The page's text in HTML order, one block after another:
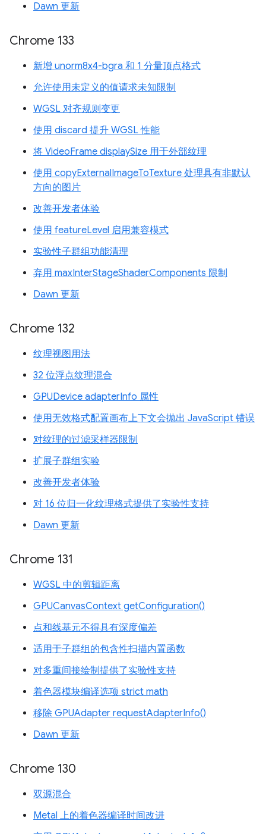
Dawn 更新
Chrome 133
新增 unorm8x4-bgra 和 1 分量顶点格式
允许使用未定义的值请求未知限制
WGSL 对齐规则变更
使用 discard 提升 WGSL 性能
将 VideoFrame displaySize 用于外部纹理
使用 copyExternalImageToTexture 处理具有非默认
方向的图片
改善开发者体验
使用 featureLevel 启用兼容模式
实验性子群组功能清理
弃用 maxInterStageShaderComponents 限制
Dawn 更新
Chrome 132
纹理视图用法
32 位浮点纹理混合
GPUDevice adapterInfo 属性
使用无效格式配置画布上下文会抛出 JavaScript 错误
对纹理的过滤采样器限制
扩展子群组实验
改善开发者体验
对 16 位归一化纹理格式提供了实验性支持
Dawn 更新
Chrome 131
WGSL 中的剪辑距离
GPUCanvasContext getConfiguration()
点和线基元不得具有深度偏差
适用于子群组的包含性扫描内置函数
对多重间接绘制提供了实验性支持
着色器模块编译选项 strict math
移除 GPUAdapter requestAdapterInfo()
Dawn 更新
Chrome 130
双源混合
Metal 上的着色器编译时间改进